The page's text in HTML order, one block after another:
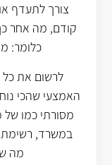
צורך לתעדף
קודם, מה אחר
כלומר:
לרשום את
האמצעי שהכי
מסורתי כמו של
במשרד, רשימת
מה